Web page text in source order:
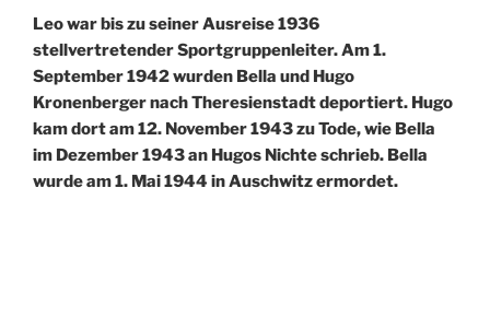
Leo war bis zu seiner Ausreise 1936
stellvertretender Sportgruppenleiter. Am 1.
September 1942 wurden Bella und Hugo
Kronenberger nach Theresienstadt deportiert. Hugo
kam dort am 12. November 1943 zu Tode, wie Bella
im Dezember 1943 an Hugos Nichte schrieb. Bella
wurde am 1. Mai 1944 in Auschwitz ermordet.